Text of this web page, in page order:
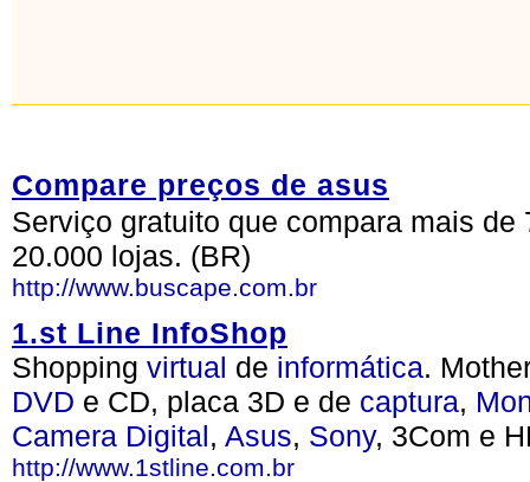
Compare preços de asus
Serviço gratuito que compara mais
20.000 lojas. (BR)
http://www.buscape.com.br
1.st Line InfoShop
Shopping virtual de informática.
DVD e CD, placa 3D e de captura,
Camera Digital, Asus, Sony, 3Com e
http://www.1stline.com.br